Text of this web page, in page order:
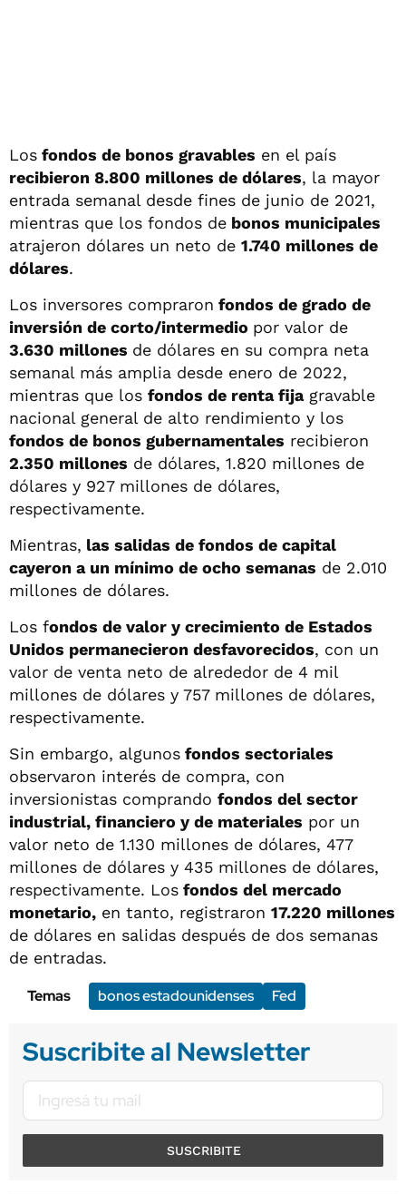
Los fondos de bonos gravables en el país
recibieron 8.800 millones de dólares, la mayor
entrada semanal desde fines de junio de 2021,
mientras que los fondos de bonos municipales
atrajeron dólares un neto de 1.740 millones de
dólares.
Los inversores compraron fondos de grado de
inversión de corto/intermedio por valor de
3.630 millones de dólares en su compra neta
semanal más amplia desde enero de 2022,
mientras que los fondos de renta fijagravable
nacional general de alto rendimiento y los
fondos de bonos gubernamentales recibieron
2.350 millones de dólares, 1.820 millones de
dólares y 927 millones de dólares,
respectivamente.
Mientras, las salidas de fondos de capital
cayeron a un mínimo de ocho semanas de 2.010
millones de dólares.
Los fondos de valor y crecimiento de Estados
Unidos permanecieron desfavorecidos, con un
valor de venta neto de alrededor de 4 mil
millones de dólares y 757 millones de dólares,
respectivamente.
Sin embargo, algunos fondos sectoriales
observaron interés de compra, con
inversionistas comprando fondos del sector
industrial, financiero y de materiales por un
valor neto de 1.130 millones de dólares, 477
millones de dólares y 435 millones de dólares,
respectivamente. Los fondos del mercado
monetario, en tanto, registraron 17.220 millones
de dólares en salidas después de dos semanas
de entradas.
Temas
bonos estadounidenses Fed
Suscribite al Newsletter
SUSCRIBITE